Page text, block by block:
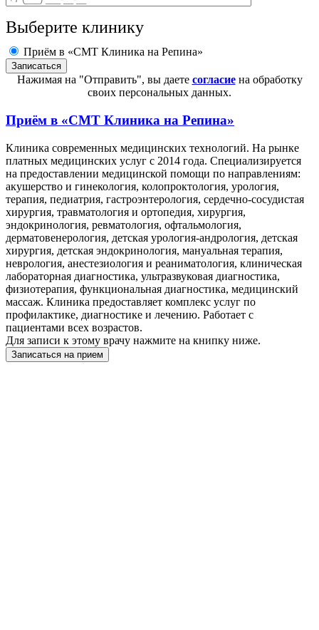
Выберите клинику
Приём в «СМТ Клиника на Репина»
Нажимая на "Отправить", вы даете согласиена обработку
своих персональных данных.
Приём в «СМТ Клиника на Репина»
Клиника современных медицинских технологий. На рынке
платных медицинских услуг с 2014 года. Специализируется
на предоставлении медицинской помощи по направлениям:
акушерство и гинекология, колопроктология, урология,
терапия, педиатрия, гастроэнтерология, сердечно-сосудистая
хирургия, травматология и ортопедия, хирургия,
эндокринология, ревматология, офтальмология,
дерматовенерология, детская урология-андрология, детская
хирургия, детская эндокринология, мануальная терапия,
неврология, анестезиология и реаниматология, клиническая
лабораторная диагностика, ультразвуковая диагностика,
физиотерапия, функциональная диагностика, медицинский
массаж. Клиника предоставляет комплекс услуг по
профилактике, диагностике и лечению. Работает с
пациентами всех возрастов.
Для записи к этому врачу нажмите на книпку ниже.
Записаться на прием